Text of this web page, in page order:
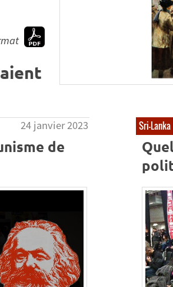
24 janvier 2023
de
Sri-Lanka